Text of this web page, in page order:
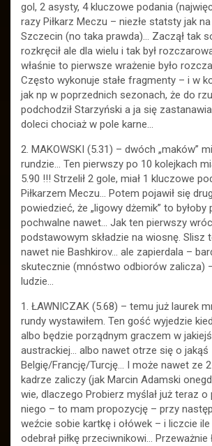
gol, 2 asysty, 4 kluczowe podania
razy Piłkarz Meczu – niezłe statsty jak
Szczecin (no taka prawda)… Zaczął tak
rozkręcił ale dla wielu i tak był
właśnie to pierwsze wrażenie było
Często wykonuje stałe fragmenty – i w
jak np w poprzednich sezonach, że do
podchodził Starzyński a ja się
doleci chociaż w pole karne…
2. MAKOWSKI (5.31) – dwóch „maków”
rundzie… Ten pierwszy po 10 kolejkach
5.90 !!! Strzelił 2 gole, miał 1 kluczowe
Piłkarzem Meczu… Potem pojawił się
powiedzieć, że „ligowy dżemik” to byłoby
pochwalne nawet… Jak ten pierwszy
podstawowym składzie na wiosnę. Slisz
nawet nie Bashkirov… ale zapierdala –
skutecznie (mnóstwo odbiorów zalicza)
ludzie…
1. ŁAWNICZAK (5.68) – temu już laurek
rundy wystawiłem. Ten gość wyjedzie
albo będzie porządnym graczem w
austrackiej… albo nawet otrze się o jakąś
Belgię/Francję/Turcję… I może nawet ze
kadrze zaliczy (jak Marcin Adamski
wie, dlaczego Probierz myślał już teraz o
niego – to mam propozycję – przy
weźcie sobie kartkę i ołówek – i liczcie
odebrał piłkę przeciwnikowi…